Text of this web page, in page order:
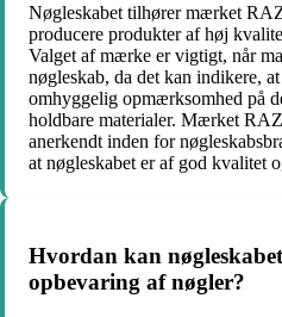
Nøgleskabet tilhører mærket
producere produkter af høj
Valget af mærke er vigtigt, når
nøgleskab, da det kan indikere,
omhyggelig opmærksomhed på
holdbare materialer. Mærket
anerkendt inden for
at nøgleskabet er af god kvalitet
Hvordan kan
opbevaring af nøgler?